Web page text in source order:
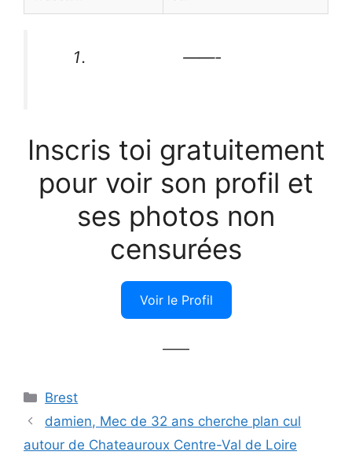
——-
Inscris toi gratuitement
pour voir son profil et
ses photos non
censurées
Voir le Profil
——
Catégories
Brest
damien, Mec de 32 ans cherche plan cul
autour de Chateauroux Centre-Val de Loire